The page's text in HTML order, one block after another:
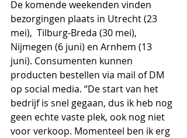
De komende weekenden vinden
bezorgingen plaats in Utrecht (23
mei),  Tilburg-Breda (30 mei),
Nijmegen (6 juni) en Arnhem (13
juni). Consumenten kunnen
producten bestellen via mail of DM
op social media. “De start van het
bedrijf is snel gegaan, dus ik heb nog
geen echte vaste plek, ook nog niet
voor verkoop. Momenteel ben ik erg